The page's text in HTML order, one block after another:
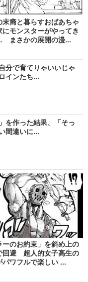
末裔と暮らすおばあちゃ
にモンスターがやってき
さかの展開の漫...
分で育てりゃいいじゃ
インたち...
を作った結果、「そっ
間違いに...
ーのお約束」を斜め上の
回避 超人的女子高生の
パワフルで楽しい ...